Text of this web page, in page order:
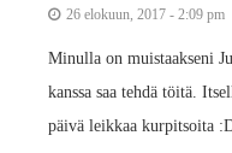
26 elokuun, 2017 - 2:09 pm
Minulla on muistaakseni
kanssa saa tehdä töitä.
päivä leikkaa kurpitsoita